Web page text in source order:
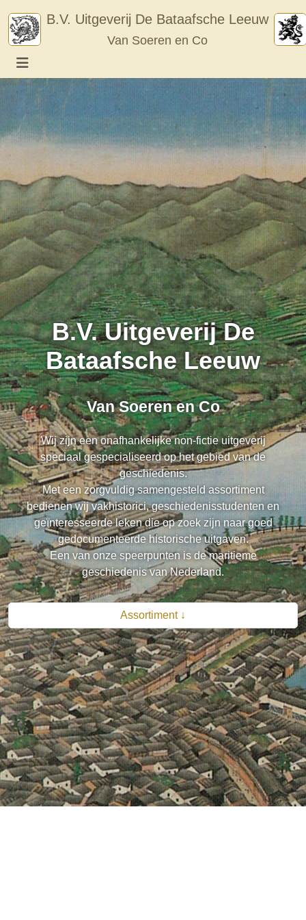
content
B.V. Uitgeverij De Bataafsche Leeuw
Van Soeren en Co
B.V. Uitgeverij De
Bataafsche Leeuw
Van Soeren en Co
Wij zijn een onafhankelijke non-fictie uitgeverij
speciaal gespecialiseerd op het gebied van de
geschiedenis.
Met een zorgvuldig samengesteld assortiment
bedienen wij vakhistorici, geschiedenisstudenten en
geïnteresseerde leken die op zoek zijn naar goed
gedocumenteerde historische uitgaven.
Een van onze speerpunten is de maritieme
geschiedenis van Nederland.
Assortiment ↓